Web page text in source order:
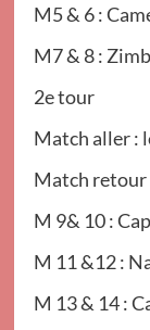
M5 & 6 :
M7 & 8 :
2e tour
Match aller :
Match retour
M 9& 10 :
M 11 &12 :
M 13 & 14 :